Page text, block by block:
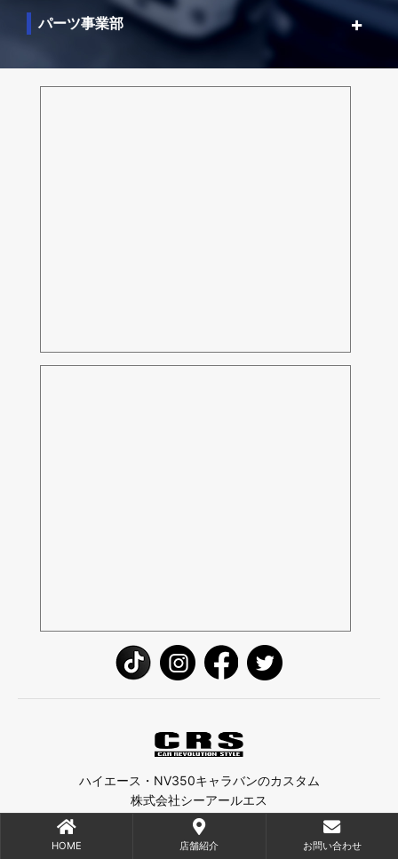
パーツ事業部
ハイエース・NV350キャラバンのカスタム
株式会社シーアールエス
特定商取引法に基づく表記
HOME 店舗紹介 お問い合わせ